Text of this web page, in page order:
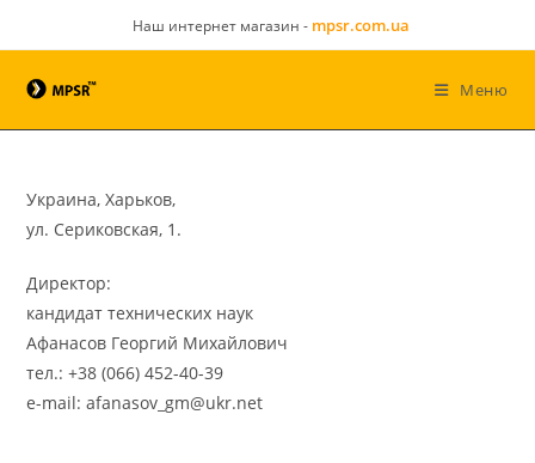
Наш интернет магазин - mpsr.com.ua
Меню
Украина, Харьков,
ул. Сериковская, 1.
Директор:
кандидат технических наук
Афанасов Георгий Михайлович
тел.: +38 (066) 452-40-39
e-mail: afanasov_gm@ukr.net